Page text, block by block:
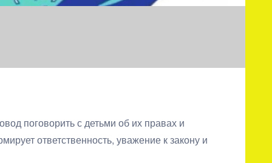
поговорить с детьми об их правах и
ответственность, уважение к закону и